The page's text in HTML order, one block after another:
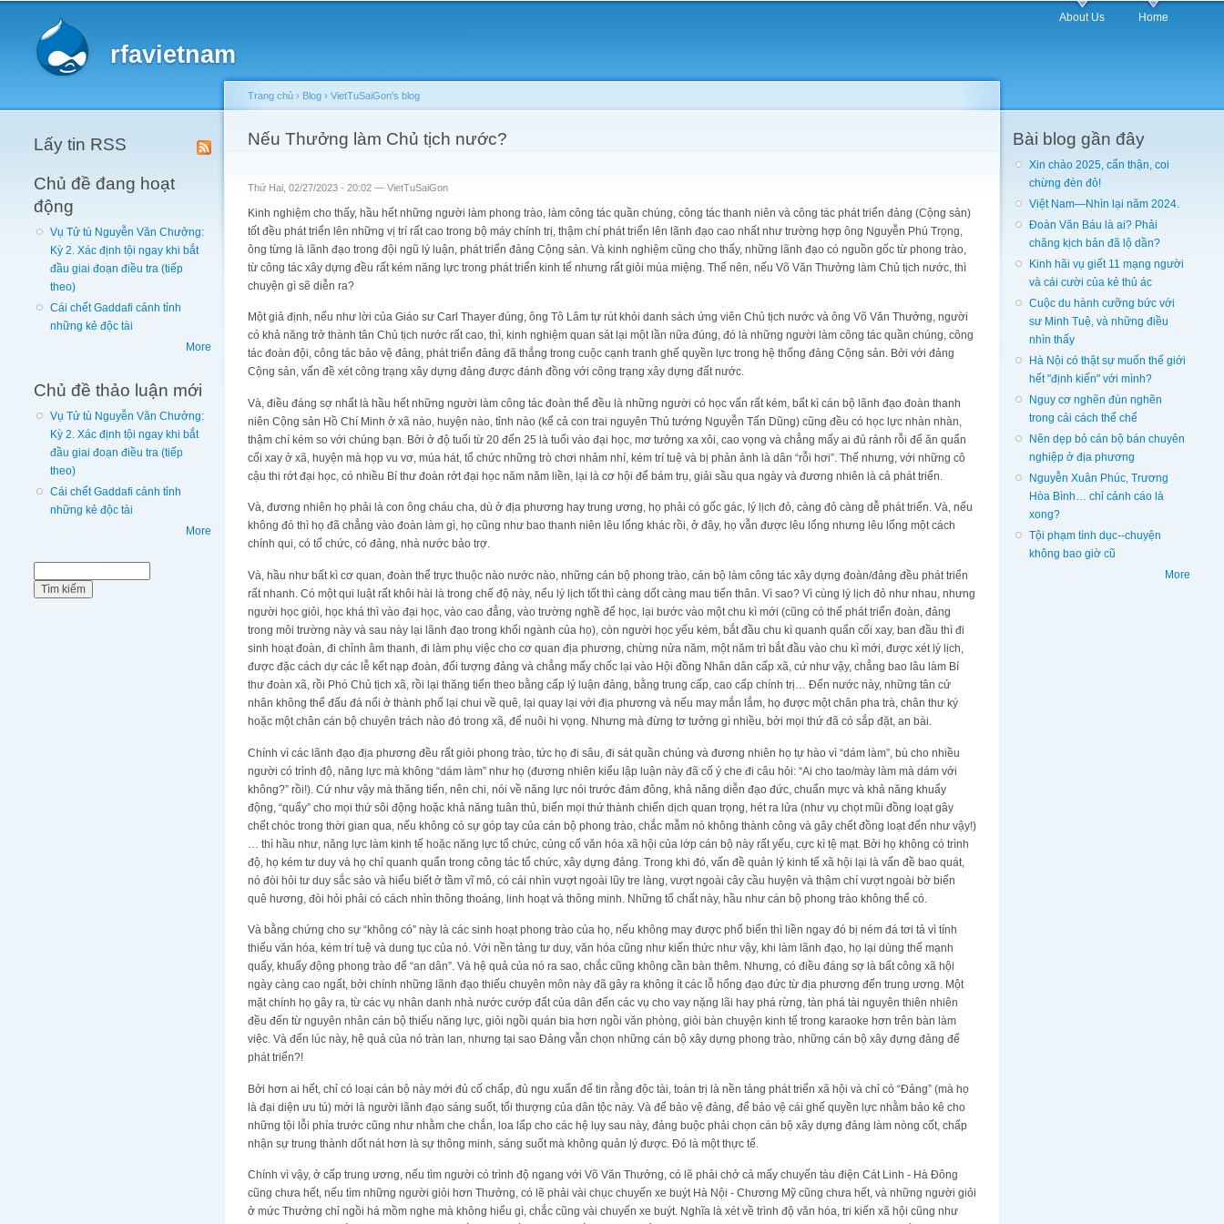
rfavietnam
About Us Home
Lấy tin RSS
Chủ đề đang hoạt
động
Vụ Tử tù Nguyễn Văn Chưởng:
Kỳ 2. Xác định tội ngay khi bắt
đầu giai đoạn điều tra (tiếp
theo)
Cái chết Gaddafi cảnh tỉnh
những kẻ độc tài
More
Chủ đề thảo luận mới
Vụ Tử tù Nguyễn Văn Chưởng:
Kỳ 2. Xác định tội ngay khi bắt
đầu giai đoạn điều tra (tiếp
theo)
Cái chết Gaddafi cảnh tỉnh
những kẻ độc tài
More
You are here
Trang chủ › Blog › VietTuSaiGon's blog
Nếu Thưởng làm Chủ tịch nước?
Thứ Hai, 02/27/2023 - 20:02 — VietTuSaiGon
Kinh nghiệm cho thấy, hầu hết những người làm phong trào, làm công tác quần chúng, công tác thanh niên và công tác phát triển đảng (Cộng sản)
tốt đều phát triển lên những vị trí rất cao trong bộ máy chính trị, thậm chí phát triển lên lãnh đạo cao nhất như trường hợp ông Nguyễn Phú Trọng,
ông từng là lãnh đạo trong đội ngũ lý luận, phát triển đảng Cộng sản. Và kinh nghiệm cũng cho thấy, những lãnh đạo có nguồn gốc từ phong trào,
từ công tác xây dựng đều rất kém năng lực trong phát triển kinh tế nhưng rất giỏi múa miệng. Thế nên, nếu Võ Văn Thưởng làm Chủ tịch nước, thì
chuyện gì sẽ diễn ra?
Một giả định, nếu như lời của Giáo sư Carl Thayer đúng, ông Tô Lâm tự rút khỏi danh sách ứng viên Chủ tịch nước và ông Võ Văn Thưởng, người
có khả năng trở thành tân Chủ tịch nước rất cao, thì, kinh nghiệm quan sát lại một lần nữa đúng, đó là những người làm công tác quần chúng, công
tác đoàn đội, công tác bảo vệ đảng, phát triển đảng đã thắng trong cuộc cạnh tranh ghế quyền lực trong hệ thống đảng Cộng sản. Bởi với đảng
Cộng sản, vấn đề xét công trạng xây dựng đảng được đánh đồng với công trạng xây dựng đất nước.
Và, điều đáng sợ nhất là hầu hết những người làm công tác đoàn thể đều là những người có học vấn rất kém, bất kì cán bộ lãnh đạo đoàn thanh
niên Cộng sản Hồ Chí Minh ở xã nào, huyện nào, tỉnh nào (kể cả con trai nguyên Thủ tướng Nguyễn Tấn Dũng) cũng đều có học lực nhàn nhàn,
thậm chí kém so với chúng bạn. Bởi ở độ tuổi từ 20 đến 25 là tuổi vào đại học, mơ tưởng xa xôi, cao vọng và chẳng mấy ai đủ rảnh rỗi để ăn quẩn
cối xay ở xã, huyện mà họp vu vơ, múa hát, tổ chức những trò chơi nhảm nhí, kém trí tuệ và bị phản ảnh là dân “rỗi hơi”. Thế nhưng, với những cô
cậu thi rớt đại học, có nhiều Bí thư đoàn rớt đại học năm năm liền, lại là cơ hội để bám trụ, giải sầu qua ngày và đương nhiên là cả phát triển.
Và, đương nhiên họ phải là con ông cháu cha, dù ở địa phương hay trung ương, họ phải có gốc gác, lý lịch đỏ, càng đỏ càng dễ phát triển. Và, nếu
không đỏ thì họ đã chẳng vào đoàn làm gì, họ cũng như bao thanh niên lêu lổng khác rồi, ở đây, họ vẫn được lêu lổng nhưng lêu lổng một cách
chính qui, có tổ chức, có đảng, nhà nước bảo trợ.
Và, hầu như bất kì cơ quan, đoàn thể trực thuộc nào nước nào, những cán bộ phong trào, cán bộ làm công tác xây dựng đoàn/đảng đều phát triển
rất nhanh. Có một qui luật rất khôi hài là trong chế độ này, nếu lý lịch tốt thì càng dốt càng mau tiến thân. Vì sao? Vì cùng lý lịch đỏ như nhau, nhưng
người học giỏi, học khá thì vào đại học, vào cao đẳng, vào trường nghề để học, lại bước vào một chu kì mới (cũng có thể phát triển đoàn, đảng
trong môi trường này và sau này lại lãnh đạo trong khối ngành của họ), còn người học yếu kém, bắt đầu chu kì quanh quẩn cối xay, ban đầu thì đi
sinh hoạt đoàn, đi chỉnh âm thanh, đi làm phụ việc cho cơ quan địa phương, chừng nửa năm, một năm trì bắt đầu vào chu kì mới, được xét lý lịch,
được đặc cách dự các lễ kết nạp đoàn, đối tượng đảng và chẳng mấy chốc lại vào Hội đồng Nhân dân cấp xã, cứ như vậy, chẳng bao lâu làm Bí
thư đoàn xã, rồi Phó Chủ tịch xã, rồi lại thăng tiến theo bằng cấp lý luận đảng, bằng trung cấp, cao cấp chính trị… Đến nước này, những tân cử
nhân không thể đấu đá nổi ở thành phố lại chui về quê, lại quay lại với địa phương và nếu may mắn lắm, họ được một chân pha trà, chân thư ký
hoặc một chân cán bộ chuyên trách nào đó trong xã, để nuôi hi vọng. Nhưng mà đừng tơ tưởng gì nhiều, bởi mọi thứ đã có sắp đặt, an bài.
Chính vì các lãnh đạo địa phương đều rất giỏi phong trào, tức họ đi sâu, đi sát quần chúng và đương nhiên họ tự hào vì “dám làm”, bù cho nhiều
người có trình độ, năng lực mà không “dám làm” như họ (đương nhiên kiểu lập luận này đã cố ý che đi câu hỏi: “Ai cho tao/mày làm mà dám với
không?” rồi!). Cứ như vậy mà thăng tiến, nên chi, nói về năng lực nói trước đám đông, khả năng diễn đạo đức, chuẩn mực và khả năng khuấy
động, “quẩy” cho mọi thứ sôi động hoặc khả năng tuân thủ, biến mọi thứ thành chiến dịch quan trọng, hét ra lửa (như vụ chọt mũi đồng loạt gây
chết chóc trong thời gian qua, nếu không có sự góp tay của cán bộ phong trào, chắc mẫm nó không thành công và gây chết đồng loạt đến như vậy!)
… thì hầu như, năng lực làm kinh tế hoặc năng lực tổ chức, củng cố văn hóa xã hội của lớp cán bộ này rất yếu, cực kì tệ mạt. Bởi họ không có trình
độ, họ kém tư duy và họ chỉ quanh quẩn trong công tác tổ chức, xây dựng đảng. Trong khi đó, vấn đề quản lý kinh tế xã hội lại là vấn đề bao quát,
nó đòi hỏi tư duy sắc sảo và hiểu biết ở tầm vĩ mô, có cái nhìn vượt ngoài lũy tre làng, vượt ngoài cây cầu huyện và thậm chí vượt ngoài bờ biển
quê hương, đòi hỏi phải có cách nhìn thông thoáng, linh hoạt và thông minh. Những tố chất này, hầu như cán bộ phong trào không thể có.
Và bằng chứng cho sự “không có” này là các sinh hoạt phong trào của họ, nếu không may được phổ biến thì liền ngay đó bị ném đá tơi tả vì tính
thiếu văn hóa, kém trí tuệ và dung tục của nó. Với nền tảng tư duy, văn hóa cũng như kiến thức như vậy, khi làm lãnh đạo, họ lại dùng thế mạnh
quẩy, khuấy động phong trào để “an dân”. Và hệ quả của nó ra sao, chắc cũng không cần bàn thêm. Nhưng, có điều đáng sợ là bất công xã hội
ngày càng cao ngất, bởi chính những lãnh đạo thiếu chuyên môn này đã gây ra không ít các lỗ hổng đạo đức từ địa phương đến trung ương. Một
mặt chính họ gây ra, từ các vụ nhân danh nhà nước cướp đất của dân đến các vụ cho vay nặng lãi hay phá rừng, tàn phá tài nguyên thiên nhiên
đều đến từ nguyên nhân cán bộ thiếu năng lực, giỏi ngồi quán bia hơn ngồi văn phòng, giỏi bàn chuyện kinh tế trong karaoke hơn trên bàn làm
việc. Và đến lúc này, hệ quả của nó tràn lan, nhưng tại sao Đảng vẫn chọn những cán bộ xây dựng phong trào, những cán bộ xây đựng đảng để
phát triển?!
Bởi hơn ai hết, chỉ có loại cán bộ này mới đủ cố chấp, đủ ngu xuẩn để tin rằng độc tài, toàn trị là nền tảng phát triển xã hội và chỉ có “Đảng” (mà họ
là đại diện ưu tú) mới là người lãnh đạo sáng suốt, tối thượng của dân tộc này. Và để bảo vệ đảng, để bảo vệ cái ghế quyền lực nhằm bảo kê cho
những tội lỗi phía trước cũng như nhằm che chắn, loa lấp cho các hệ lụy sau này, đảng buộc phải chọn cán bộ xây dựng đảng làm nòng cốt, chấp
nhận sự trung thành dốt nát hơn là sự thông minh, sáng suốt mà không quản lý được. Đó là một thực tế.
Chính vì vậy, ở cấp trung ương, nếu tìm người có trình độ ngang với Võ Văn Thưởng, có lẽ phải chở cả mấy chuyến tàu điện Cát Linh - Hà Đông
cũng chưa hết, nếu tìm những người giỏi hơn Thưởng, có lẽ phải vài chục chuyến xe buýt Hà Nội - Chương Mỹ cũng chưa hết, và những người giỏi
ở mức Thưởng chỉ ngồi há mồm nghe mà không hiểu gì, chắc cũng vài chuyến xe buýt. Nghĩa là xét về trình độ văn hóa, tri kiến xã hội cũng như
Bài blog gần đây
Xin chào 2025, cẩn thận, coi
chừng đèn đỏ!
Việt Nam—Nhìn lại năm 2024.
Đoàn Văn Báu là ai? Phải
chăng kịch bản đã lộ dần?
Kinh hãi vụ giết 11 mạng người
và cái cười của kẻ thủ ác
Cuộc du hành cưỡng bức với
sư Minh Tuệ, và những điều
nhìn thấy
Hà Nội có thật sự muốn thế giới
hết "định kiến" với mình?
Nguy cơ nghẽn đùn nghẽn
trong cải cách thể chế
Nên dẹp bỏ cán bộ bán chuyên
nghiệp ở địa phương
Nguyễn Xuân Phúc, Trương
Hòa Bình… chỉ cảnh cáo là
xong?
Tội phạm tình dục--chuyện
không bao giờ cũ
More